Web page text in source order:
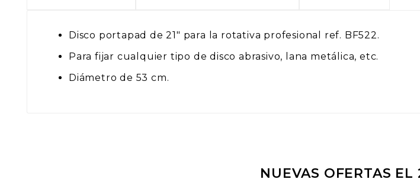
Disco portapad de 21" para la rotativa profesional ref. BF522.
Para fijar cualquier tipo de disco abrasivo, lana metálica, etc.
Diámetro de 53 cm.
NUEVAS OFERTAS EL